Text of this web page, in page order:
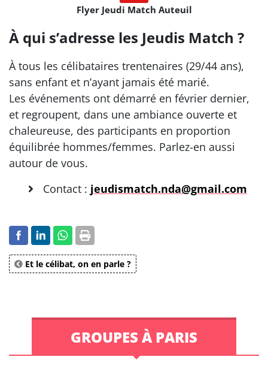
Flyer Jeudi Match Auteuil
À qui s’adresse les Jeudis Match ?
À tous les célibataires trentenaires (29/44 ans),
sans enfant et n’ayant jamais été marié.
Les événements ont démarré en février dernier,
et regroupent, dans une ambiance ouverte et
chaleureuse, des participants en proportion
équilibrée hommes/femmes. Parlez-en aussi
autour de vous.
Contact : jeudismatch.nda@gmail.com
Et le célibat, on en parle ?
GROUPES À PARIS